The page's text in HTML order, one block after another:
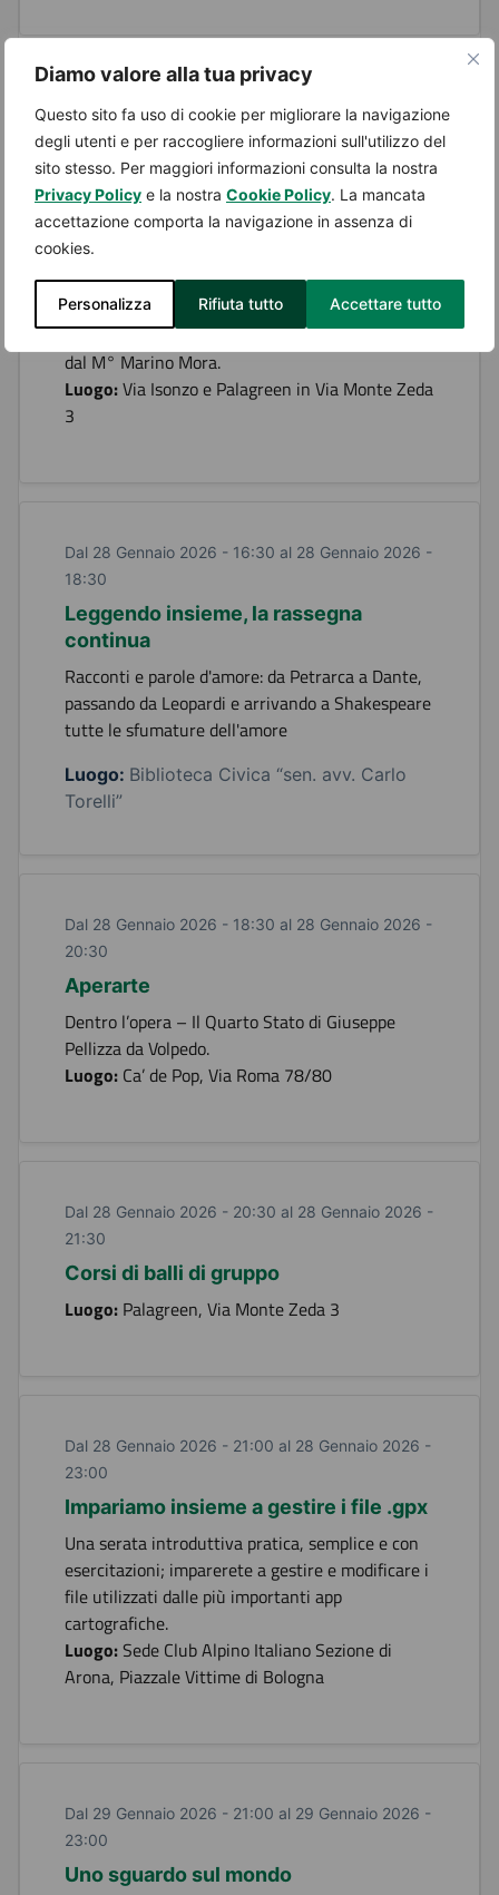
Diamo valore alla tua privacy
Questo sito fa uso di cookie per migliorare la navigazione
degli utenti e per raccogliere informazioni sull'utilizzo del
sito stesso. Per maggiori informazioni consulta la nostra
Privacy Policy e la nostra Cookie Policy. La mancata
accettazione comporta la navigazione in assenza di
cookies.
Personalizza Rifiuta tutto Accettare tutto
Dal 27 Gennaio 2026 - 09:00 al 27 Gennaio 2026 -
11:30
Giorno della Memoria
Momento di riflessione presso la Tomba Cantoni
con l’intervento del Sindaco On. Dott. Alberto
Gusmeroli e della Famiglia Cantoni, a seguire
incontro con gli studenti con
l’accompagnamento musicale del coro
dell’Istituto Comprensivo “Giovanni XXIII” diretto
dal M° Marino Mora.
Luogo:Via Isonzo e Palagreen in Via Monte Zeda
3
Dal 28 Gennaio 2026 - 16:30 al 28 Gennaio 2026 -
18:30
Leggendo insieme, la rassegna
continua
Racconti e parole d'amore: da Petrarca a Dante,
passando da Leopardi e arrivando a Shakespeare
tutte le sfumature dell'amore
Luogo: Biblioteca Civica “sen. avv. Carlo
Torelli”
Dal 28 Gennaio 2026 - 18:30 al 28 Gennaio 2026 -
20:30
Aperarte
Dentro l’opera – Il Quarto Stato di Giuseppe
Pellizza da Volpedo.
Luogo: Ca’ de Pop, Via Roma 78/80
Dal 28 Gennaio 2026 - 20:30 al 28 Gennaio 2026 -
21:30
Corsi di balli di gruppo
Luogo: Palagreen, Via Monte Zeda 3
Dal 28 Gennaio 2026 - 21:00 al 28 Gennaio 2026 -
23:00
Impariamo insieme a gestire i file .gpx
Una serata introduttiva pratica, semplice e con
esercitazioni; imparerete a gestire e modificare i
file utilizzati dalle più importanti app
cartografiche.
Luogo:Sede Club Alpino Italiano Sezione di
Arona, Piazzale Vittime di Bologna
Dal 29 Gennaio 2026 - 21:00 al 29 Gennaio 2026 -
23:00
Uno sguardo sul mondo